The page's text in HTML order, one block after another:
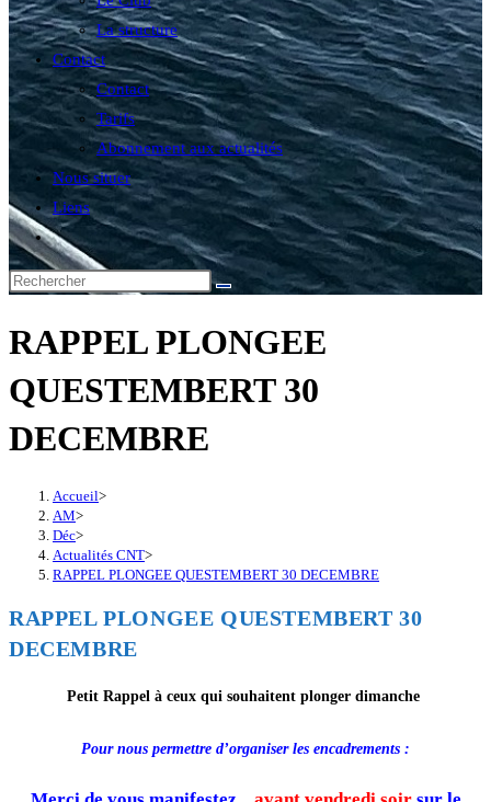
La structure
Contact
Contact
Tarifs
Abonnement aux actualités
Nous situer
Liens
Toggle
website
search
RAPPEL PLONGEE
QUESTEMBERT 30
DECEMBRE
Accueil>
AM>
Déc>
Actualités CNT>
RAPPEL PLONGEE QUESTEMBERT 30 DECEMBRE
RAPPEL PLONGEE QUESTEMBERT 30
DECEMBRE
Petit Rappel à ceux qui souhaitent plonger dimanche
Pour nous permettre d’organiser les encadrements :